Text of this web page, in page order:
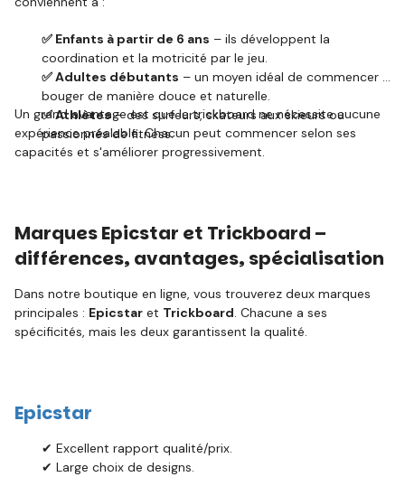
✅ Enfants à partir de 6 ans – ils développent la
coordination et la motricité par le jeu.
✅ Adultes débutants – un moyen idéal de commencer à
bouger de manière douce et naturelle.
✅ Athlètes– des surfeurs, skateurs aux skieurs ou
passionnés de fitness.
Un grand avantage est que le trickboard ne nécessite aucune
expérience préalable. Chacun peut commencer selon ses
capacités et s'améliorer progressivement.
Marques Epicstar et Trickboard –
différences, avantages, spécialisation
Dans notre boutique en ligne, vous trouverez deux marques
principales : Epicstar et Trickboard. Chacune a ses
spécificités, mais les deux garantissent la qualité.
Epicstar
✔ Excellent rapport qualité/prix.
✔ Large choix de designs.